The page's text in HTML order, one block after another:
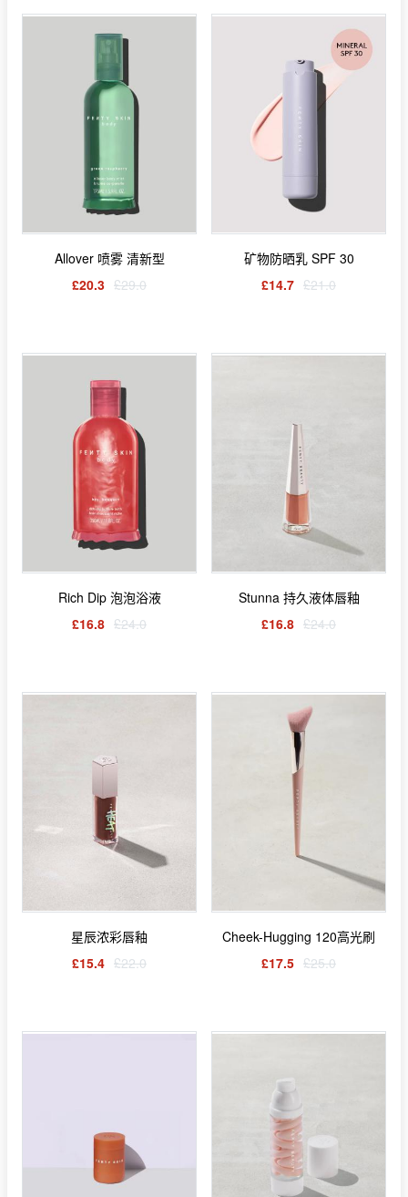
Allover 喷雾 清新型
£20.3 £29.0
矿物防晒乳 SPF 30
£14.7 £21.0
Rich Dip 泡泡浴液
£16.8 £24.0
Stunna 持久液体唇釉
£16.8 £24.0
星辰浓彩唇釉
£15.4 £22.0
Cheek-Hugging 120高光刷
£17.5 £25.0